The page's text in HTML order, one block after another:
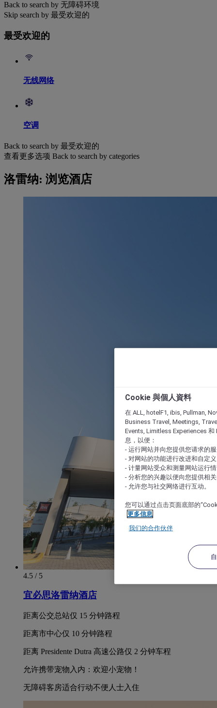
Back to search by 无障碍环境
Skip search by 最受欢迎的
最受欢迎的
无线网络
空调
Back to search by 最受欢迎的
查看更多选项 Back to search by categories
洛雷纳: 浏览酒店
4.5 / 5
宜必思洛雷纳酒店
距离公交总站仅 15 分钟路程
距离市中心仅 10 分钟路程
距离 Presidente Dutra 高速公路仅 2 分钟车程
允许携带宠物入内：欢迎小宠物！
无障碍客房适合行动不便人士入住
Cookie 與個人資料
在 ALL, hotelF1, ibis, Pullman,
Business Travel, Meetings,
Events, Limitless Experiences 和
息，以便：
- 运行网站并向您提供您请求的
- 对网站的功能进行改进和自定义
- 计量网站受众和测量网站运行
- 分析您的兴趣以便向您提供相
- 允许您与社交网络进行互动。
您可以通过点击页面底部的
更多信息
我们的合作伙伴